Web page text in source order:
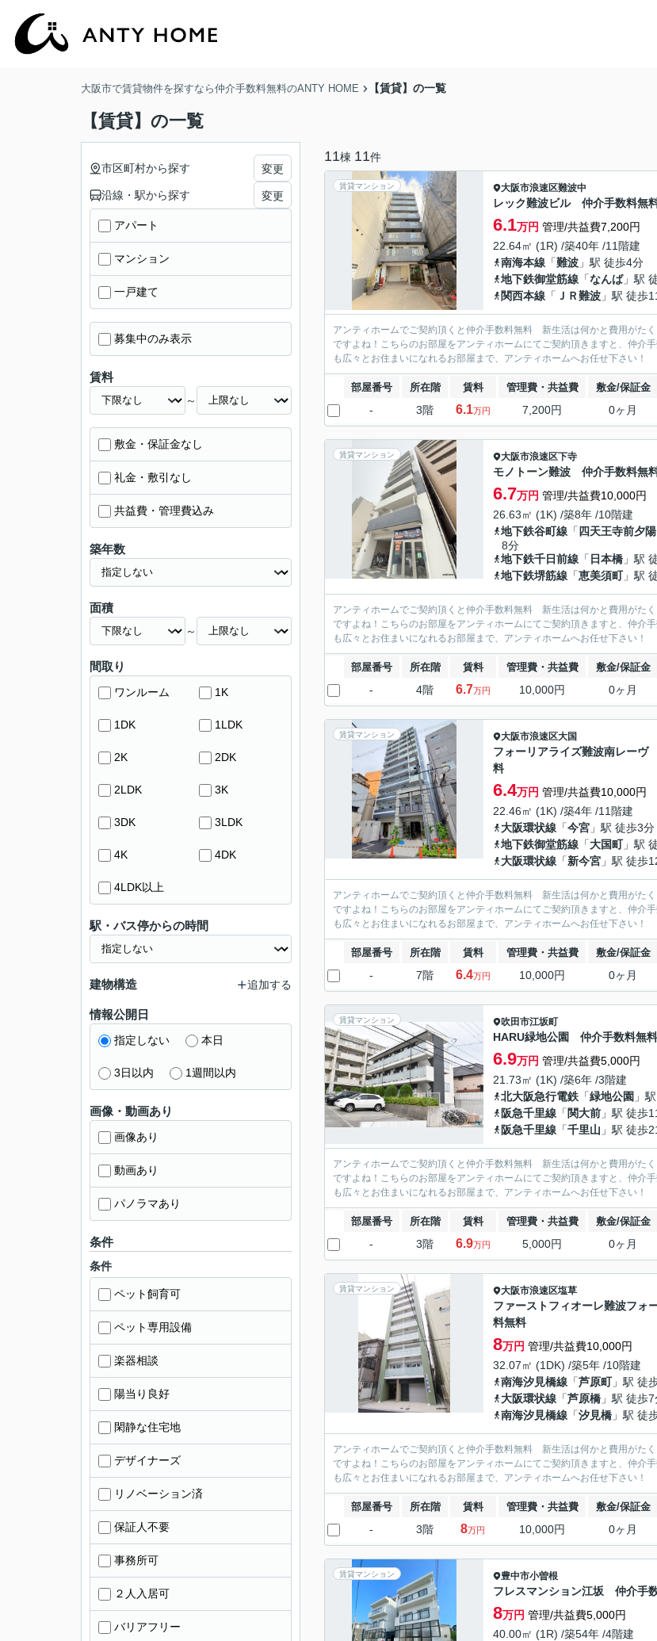
大阪市で賃貸物件を探すなら仲介手数料無料のANTY HOME 【賃貸】の一覧
【賃貸】の一覧
11棟 11件
賃貸マンション 大阪市浪速区難波中
レック難波ビル 仲介手数料無
6.1万円 管理/共益費7,200円
22.64㎡ (1R) /築40年 /11階建
南海本線 「難波 」駅 徒歩4分
地下鉄御堂筋線 「なんば」駅
関西本線 「 ＪＲ難波 」駅 徒歩
アンティホームでご契約頂くと仲介手数料無料 新生活は何かと費用がた
ですよね！こちらのお部屋をアンティホームにてご契約頂きますと、仲介
も広々とお住まいになれるお部屋まで、アンティホームへお任せ下さい！
部屋番号 所在階 賃料 管理費・共益費 敷金/保証金
- 3階 6.1万円 7,200円 0ヶ月
賃貸マンション 大阪市浪速区下寺
モノトーン難波 仲介手数料無
6.7万円 管理/共益費10,000円
26.63㎡ (1K) /築8年 /10階建
地下鉄谷町線 「 四天王寺前夕
8分
地下鉄千日前線 「 日本橋 」駅
地下鉄堺筋線 「恵美須町」駅
アンティホームでご契約頂くと仲介手数料無料 新生活は何かと費用がた
ですよね！こちらのお部屋をアンティホームにてご契約頂きますと、仲介
も広々とお住まいになれるお部屋まで、アンティホームへお任せ下さい！
部屋番号 所在階 賃料 管理費・共益費 敷金/保証金
- 4階 6.7万円 10,000円 0ヶ月
賃貸マンション 大阪市浪速区大国
フォーリアライズ難波南レー
料
6.4万円 管理/共益費10,000円
22.46㎡ (1K) /築4年 /11階建
大阪環状線 「今宮 」駅 徒歩3分
地下鉄御堂筋線 「大国町」駅
大阪環状線 「新今宮 」駅 徒歩
アンティホームでご契約頂くと仲介手数料無料 新生活は何かと費用がた
ですよね！こちらのお部屋をアンティホームにてご契約頂きますと、仲介
も広々とお住まいになれるお部屋まで、アンティホームへお任せ下さい！
部屋番号 所在階 賃料 管理費・共益費 敷金/保証金
- 7階 6.4万円 10,000円 0ヶ月
賃貸マンション 吹田市江坂町
HARU緑地公園 仲介手数料無料
6.9万円 管理/共益費5,000円
21.73㎡ (1K) /築6年 /3階建
北大阪急行電鉄 「緑地公園 」
阪急千里線 「 関大前 」駅 徒歩
阪急千里線 「千里山 」駅 徒歩
アンティホームでご契約頂くと仲介手数料無料 新生活は何かと費用がた
ですよね！こちらのお部屋をアンティホームにてご契約頂きますと、仲介
も広々とお住まいになれるお部屋まで、アンティホームへお任せ下さい！
部屋番号 所在階 賃料 管理費・共益費 敷金/保証金
- 3階 6.9万円 5,000円 0ヶ月
賃貸マンション 大阪市浪速区塩草
ファーストフィオーレ難波フ
料無料
8万円 管理/共益費10,000円
32.07㎡ (1DK) /築5年 /10階建
南海汐見橋線 「芦原町」駅 徒
大阪環状線 「芦原橋 」駅 徒歩
南海汐見橋線 「汐見橋 」駅 徒
アンティホームでご契約頂くと仲介手数料無料 新生活は何かと費用がた
ですよね！こちらのお部屋をアンティホームにてご契約頂きますと、仲介
も広々とお住まいになれるお部屋まで、アンティホームへお任せ下さい！
部屋番号 所在階 賃料 管理費・共益費 敷金/保証金
- 3階 8万円 10,000円 0ヶ月
賃貸マンション 豊中市小曽根
フレスマンション江坂 仲介手
8万円 管理/共益費5,000円
40.00㎡ (1R) /築54年 /4階建
市区町村から探す 変更
沿線・駅から探す 変更
アパート
マンション
一戸建て
募集中のみ表示
賃料
～
敷金・保証金なし
礼金・敷引なし
共益費・管理費込み
築年数
面積
～
間取り
ワンルーム 1K
1DK 1LDK
2K 2DK
2LDK 3K
3DK 3LDK
4K 4DK
4LDK以上
駅・バス停からの時間
建物構造 追加する
情報公開日
指定しない 本日
3日以内 1週間以内
画像・動画あり
画像あり
動画あり
パノラマあり
条件
条件
ペット飼育可
ペット専用設備
楽器相談
陽当り良好
閑静な住宅地
デザイナーズ
リノベーション済
保証人不要
事務所可
２人入居可
バリアフリー